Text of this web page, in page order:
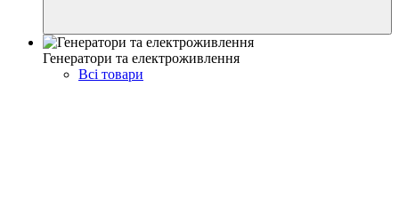
Генератори та електроживлення
Всі товари